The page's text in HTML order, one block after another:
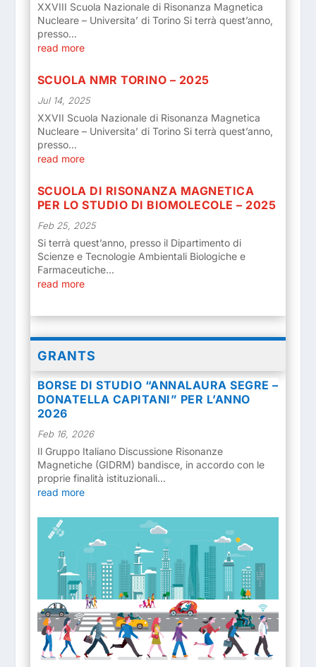
XXVIII Scuola Nazionale di Risonanza Magnetica
Nucleare – Universita’ di Torino Si terrà quest’anno,
presso...
read more
SCUOLA NMR TORINO – 2025
Jul 14, 2025
XXVII Scuola Nazionale di Risonanza Magnetica
Nucleare – Universita’ di Torino Si terrà quest’anno,
presso...
read more
SCUOLA DI RISONANZA MAGNETICA
PER LO STUDIO DI BIOMOLECOLE – 2025
Feb 25, 2025
Si terrà quest’anno, presso il Dipartimento di
Scienze e Tecnologie Ambientali Biologiche e
Farmaceutiche...
read more
GRANTS
BORSE DI STUDIO “ANNALAURA SEGRE –
DONATELLA CAPITANI” PER L’ANNO
2026
Feb 16, 2026
Il Gruppo Italiano Discussione Risonanze
Magnetiche (GIDRM) bandisce, in accordo con le
proprie finalità istituzionali...
read more